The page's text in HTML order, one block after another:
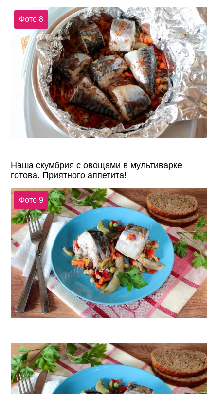
Фото 8
Наша скумбрия с овощами в мультиварке
готова. Приятного аппетита!
Фото 9